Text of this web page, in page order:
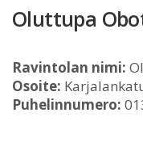
Oluttupa
Ravintolan nimi:
Osoite:
Puhelinnumero: